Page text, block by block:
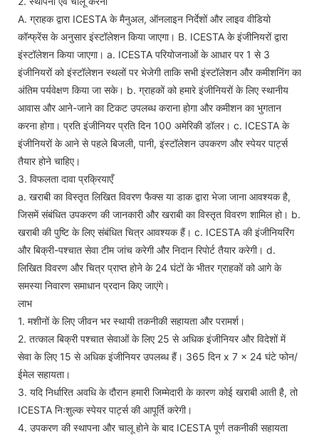
A. ग्राहक द्वारा ICESTA के मैनुअल, ऑनलाइन निर्देशों और लाइव वीडियो
कॉन्फ्रेंस के अनुसार इंस्टॉलेशन किया जाएगा। B. ICESTA के इंजीनियरों द्वारा
इंस्टॉलेशन किया जाएगा। a. ICESTA परियोजनाओं के आधार पर 1 से 3
इंजीनियरों को इंस्टॉलेशन स्थलों पर भेजेगी ताकि सभी इंस्टॉलेशन और कमीशनिंग का
अंतिम पर्यवेक्षण किया जा सके। b. ग्राहकों को हमारे इंजीनियरों के लिए स्थानीय
आवास और आने-जाने का टिकट उपलब्ध कराना होगा और कमीशन का भुगतान
करना होगा। प्रति इंजीनियर प्रति दिन 100 अमेरिकी डॉलर। c. ICESTA के
इंजीनियरों के आने से पहले बिजली, पानी, इंस्टॉलेशन उपकरण और स्पेयर पार्ट्स
तैयार होने चाहिए।
3. विफलता दावा प्रक्रियाएँ
a. खराबी का विस्तृत लिखित विवरण फैक्स या डाक द्वारा भेजा जाना आवश्यक है,
जिसमें संबंधित उपकरण की जानकारी और खराबी का विस्तृत विवरण शामिल हो। b.
खराबी की पुष्टि के लिए संबंधित चित्र आवश्यक हैं। c. ICESTA की इंजीनियरिंग
और बिक्री-पश्चात सेवा टीम जांच करेगी और निदान रिपोर्ट तैयार करेगी। d.
लिखित विवरण और चित्र प्राप्त होने के 24 घंटों के भीतर ग्राहकों को आगे के
समस्या निवारण समाधान प्रदान किए जाएंगे।
लाभ
1. मशीनों के लिए जीवन भर स्थायी तकनीकी सहायता और परामर्श।
2. तत्काल बिक्री पश्चात सेवाओं के लिए 25 से अधिक इंजीनियर और विदेशों में
सेवा के लिए 15 से अधिक इंजीनियर उपलब्ध हैं। 365 दिन x 7 x 24 घंटे फोन/
ईमेल सहायता।
3. यदि निर्धारित अवधि के दौरान हमारी जिम्मेदारी के कारण कोई खराबी आती है, तो
ICESTA निःशुल्क स्पेयर पार्ट्स की आपूर्ति करेगी।
4. उपकरण की स्थापना और चालू होने के बाद ICESTA पूर्ण तकनीकी सहायता